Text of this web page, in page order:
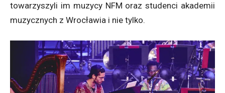
towarzyszyli im muzycy NFM oraz studenci akademii
muzycznych z Wrocławia i nie tylko.